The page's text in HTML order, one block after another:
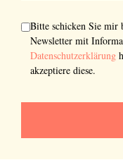
Bitte schicken Sie
Newsletter mit
Datenschutzerklärung
akzeptiere diese.